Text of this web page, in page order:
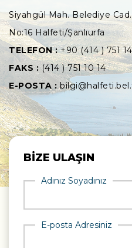
Siyahgül Mah. Belediye Cad.
No:16 Halfeti/Şanlıurfa
TELEFON :+90 (414 ) 751
FAKS :(414 ) 751 10 14
E-POSTA :
BİZE ULAŞIN
Adınız Soyadınız
E-posta Adresiniz